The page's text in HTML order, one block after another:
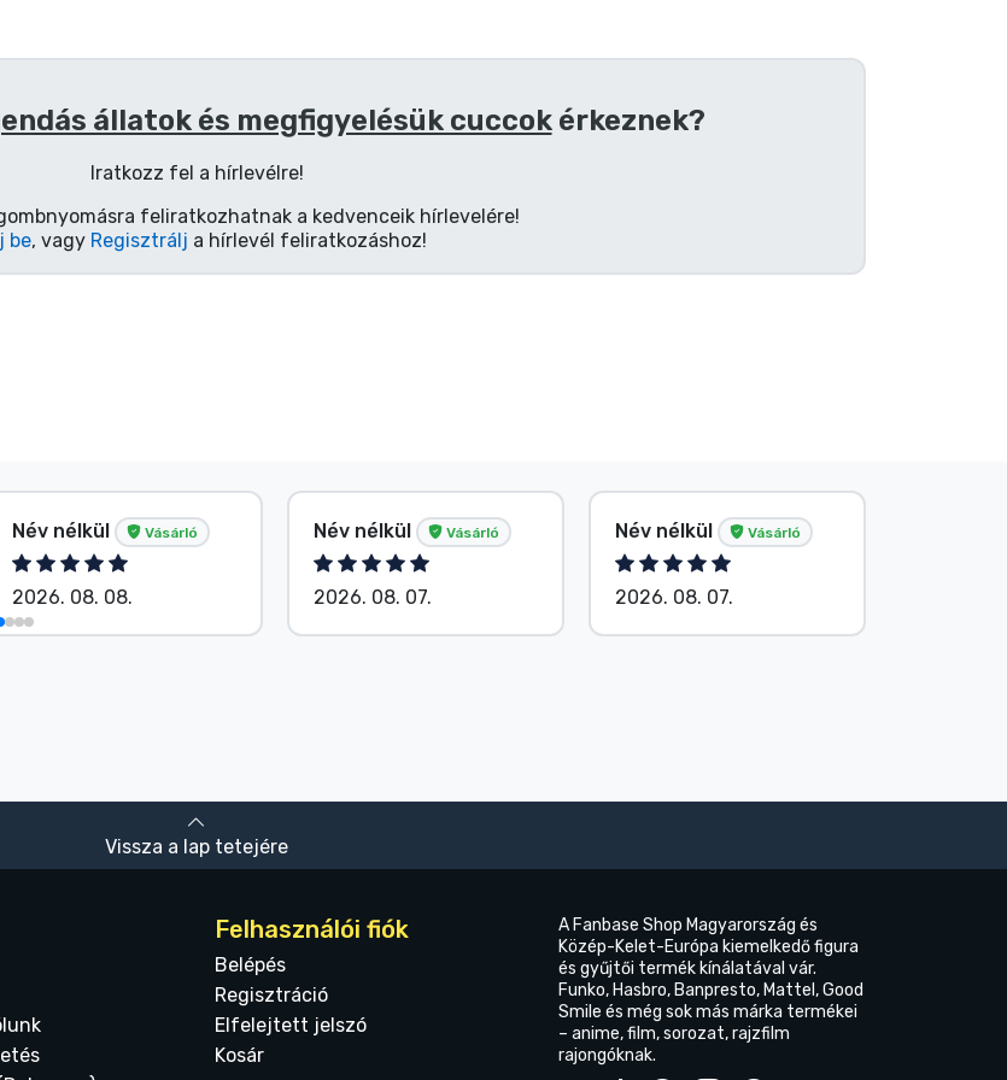
állatok és megfigyelésük cuccokérkeznek?
Iratkozz fel a hírlevélre!
feliratkozhatnak a kedvenceik hírlevelére!
be, vagy Regisztrálj a hírlevél feliratkozáshoz!
Név nélkül Vásárló
2026. 08. 08.
Név nélkül Vásárló
2026. 08. 07.
Név nélkül Vásárló
2026. 08. 07.
Vissza a lap tetejére
Felhasználói fiók
Belépés
Regisztráció
Elfelejtett jelszó
Kosár
A Fanbase Shop Magyarország és
Közép-Kelet-Európa kiemelkedő figura
és gyűjtői termék kínálatával vár.
Funko, Hasbro, Banpresto, Mattel, Good
Smile és még sok más márka termékei
– anime, film, sorozat, rajzfilm
rajongóknak.